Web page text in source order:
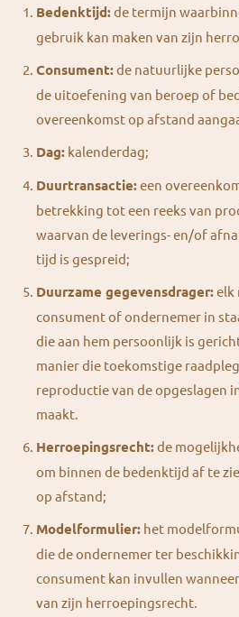
Bedenktijd:de termijn
gebruik kan maken van zijn
Consument:de natuurlijke
de uitoefening van beroep of
overeenkomst op afstand
Dag: kalenderdag;
Duurtransactie:een
betrekking tot een reeks van
waarvan de leverings- en/of
tijd is gespreid;
Duurzame gegevensdrager:elk
consument of ondernemer in
die aan hem persoonlijk is
manier die toekomstige
reproductie van de opgeslagen
maakt.
Herroepingsrecht:de
om binnen de bedenktijd af te
op afstand;
Modelformulier: het
die de ondernemer ter
consument kan invullen
van zijn herroepingsrecht.